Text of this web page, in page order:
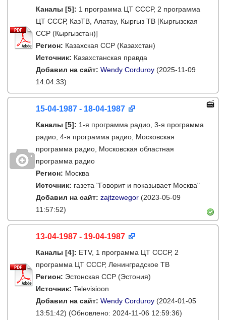
Каналы [5]: 1 программа ЦТ СССР, 2 программа
ЦТ СССР, КазТВ, Алатау, Кыргыз ТВ [Кыргызская
ССР (Кыргызстан)]
Регион: Казахская ССР (Казахстан)
Источник: Казахстанская правда
Добавил на сайт: Wendy Corduroy (2025-11-09
14:04:33)
15-04-1987 - 18-04-1987
Каналы [5]: 1-я программа радио, 3-я программа
радио, 4-я программа радио, Московская
программа радио, Московская областная
программа радио
Регион: Москва
Источник: газета "Говорит и показывает Москва"
Добавил на сайт: zajtzewegor (2023-05-09
11:57:52)
13-04-1987 - 19-04-1987
Каналы [4]: ETV, 1 программа ЦТ СССР, 2
программа ЦТ СССР, Ленинградское ТВ
Регион: Эстонская ССР (Эстония)
Источник: Televisioon
Добавил на сайт: Wendy Corduroy (2024-01-05
13:51:42) (Обновлено: 2024-11-06 12:59:36)